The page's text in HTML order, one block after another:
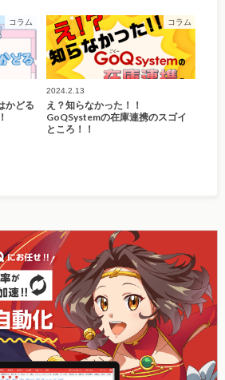
コラム
かどる
コラム
2024.2.13
え？知らなかった！！
GoQSystemの在庫連携のスゴイ
ところ！！